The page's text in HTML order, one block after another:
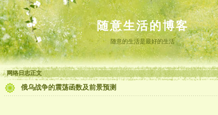
随意生活的博客
随意的生活是最好的生活
网络日志正文
俄乌战争的震荡函数及前景预测